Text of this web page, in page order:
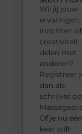
Wil jij jouw
ervaringen,
inzichten of
creativiteit
delen met
anderen?
Registreer
dan als
schrijver op
Of je nu één
keer wilt